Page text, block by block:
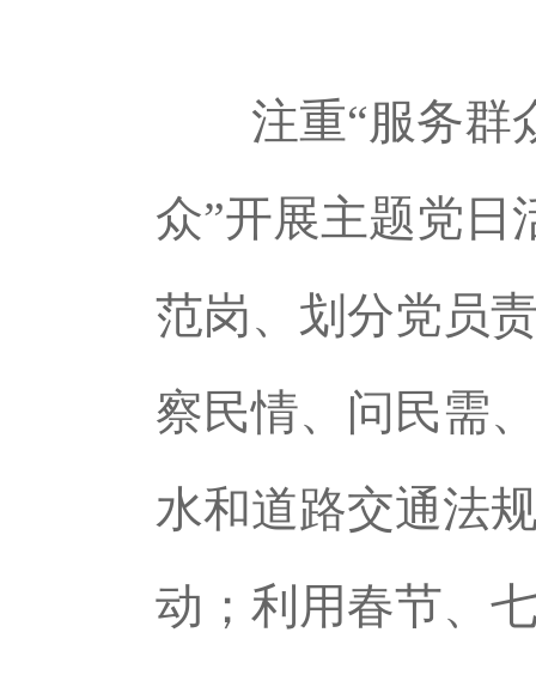
注重“服务群
众”开展主题党日
范岗、划分党员
察民情、问民需
水和道路交通法
动；利用春节、